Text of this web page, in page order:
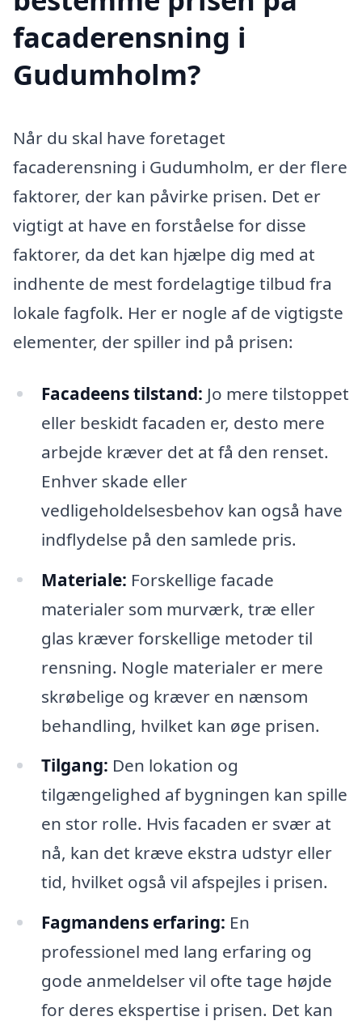
facaderensning i
Gudumholm?
Når du skal have foretaget
facaderensning i Gudumholm, er der flere
faktorer, der kan påvirke prisen. Det er
vigtigt at have en forståelse for disse
faktorer, da det kan hjælpe dig med at
indhente de mest fordelagtige tilbud fra
lokale fagfolk. Her er nogle af de vigtigste
elementer, der spiller ind på prisen:
Facadeens tilstand: Jo mere tilstoppet
eller beskidt facaden er, desto mere
arbejde kræver det at få den renset.
Enhver skade eller
vedligeholdelsesbehov kan også have
indflydelse på den samlede pris.
Materiale: Forskellige facade
materialer som murværk, træ eller
glas kræver forskellige metoder til
rensning. Nogle materialer er mere
skrøbelige og kræver en nænsom
behandling, hvilket kan øge prisen.
Tilgang: Den lokation og
tilgængelighed af bygningen kan spille
en stor rolle. Hvis facaden er svær at
nå, kan det kræve ekstra udstyr eller
tid, hvilket også vil afspejles i prisen.
Fagmandens erfaring: En
professionel med lang erfaring og
gode anmeldelser vil ofte tage højde
for deres ekspertise i prisen. Det kan